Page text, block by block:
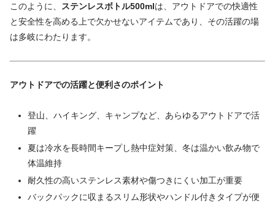
このように、 ステンレスボトル500mlは、アウトドアでの快適性
と安全性を高める上で欠かせないアイテムであり、その活躍の場
は多岐にわたります。
アウトドアでの活躍と便利さのポイント
登山、ハイキング、キャンプなど、あらゆるアウトドアで活
躍
夏は冷水を長時間キープし熱中症対策、冬は温かい飲み物で
体温維持
耐久性の高いステンレス素材や傷つきにくい加工が重要
バックパックに収まるスリム形状やハンドル付きタイプが便